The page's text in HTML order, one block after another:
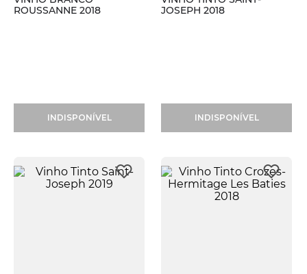
ROUSSANNE 2018
INDISPONÍVEL
JOSEPH 2018
INDISPONÍVEL